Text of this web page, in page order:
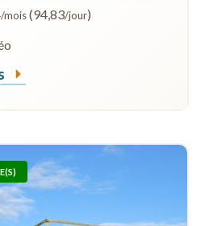
/mois(94,83/jour)